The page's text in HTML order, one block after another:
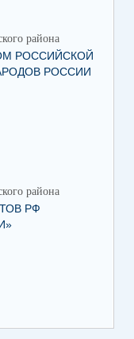
района
РОССИЙСКОЙ
РОССИИ
района
РФ